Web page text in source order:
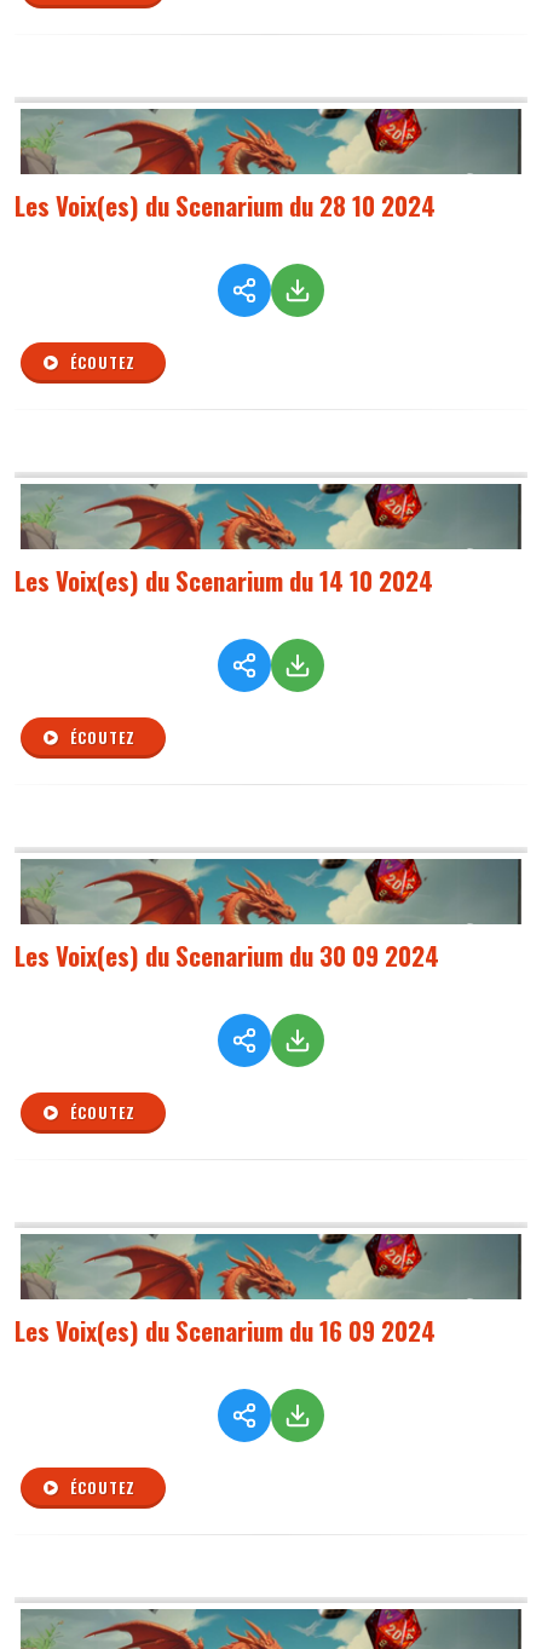
Les Voix(es) du Scenarium du 28 10 2024
ÉCOUTEZ
Les Voix(es) du Scenarium du 14 10 2024
ÉCOUTEZ
Les Voix(es) du Scenarium du 30 09 2024
ÉCOUTEZ
Les Voix(es) du Scenarium du 16 09 2024
ÉCOUTEZ